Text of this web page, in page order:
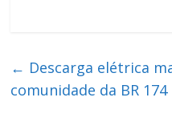
← Descarga elétrica
comunidade da BR 174